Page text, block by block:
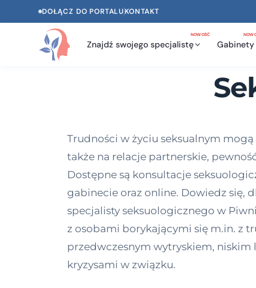
DOŁĄCZ DO PORTALUKONTAKT
Znajdź swojego specjalistę
NOWOŚĆ
Gabinety
Trudności w życiu seksualnym mogą
także na relacje partnerskie,
Dostępne są konsultacje
gabinecie oraz online. Dowiedz się,
specjalisty seksuologicznego w
z osobami borykającymi się m.in. z
przedwczesnym wytryskiem,
kryzysami w związku.